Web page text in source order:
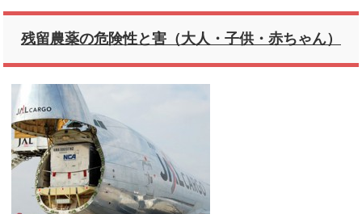
残留農薬の危険性と害（大人・子供・赤ちゃん）